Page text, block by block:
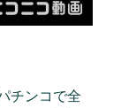
チンコで全